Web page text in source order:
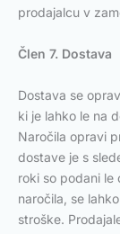
prodajalcu v
Člen 7. Dostava
Dostava se
ki je lahko le na
Naročila opravi
dostave je s
roki so podani le
naročila, se
stroške.